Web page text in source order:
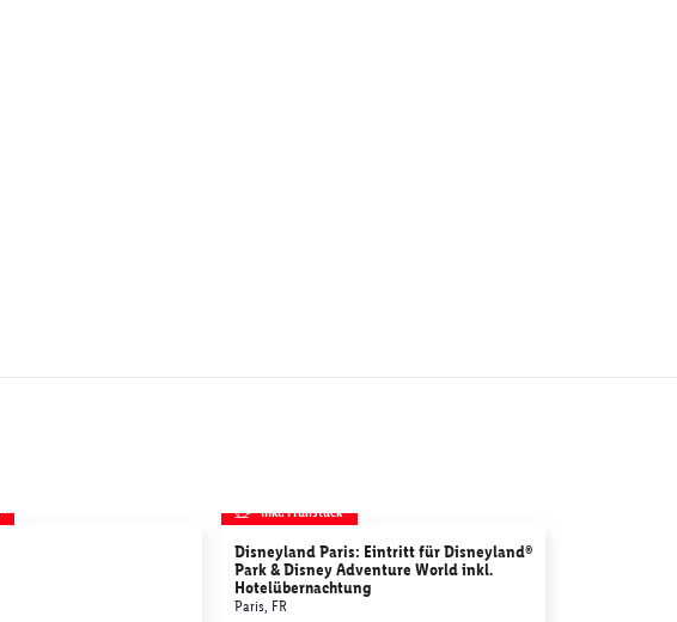
inkl. Frühstück
Disneyland Paris: Eintritt für Disneyland®
Park & Disney Adventure World inkl.
Hotelübernachtung
Paris, FR